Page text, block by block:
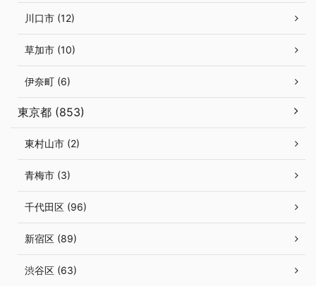
川口市 (12)
草加市 (10)
伊奈町 (6)
東京都 (853)
東村山市 (2)
青梅市 (3)
千代田区 (96)
新宿区 (89)
渋谷区 (63)